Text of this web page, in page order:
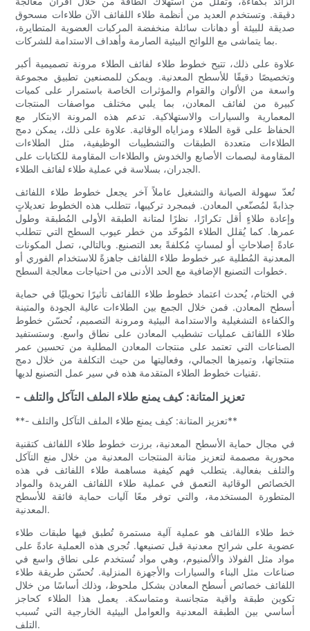
دقيقة. وتستخدم العديد من أنظمة طلاء اللفائف الآن طلاءات مسحوق
صديقة للبيئة أو دهانات سائلة منخفضة المركبات العضوية المتطايرة،
بما يتماشى مع اللوائح البيئية الصارمة وأهداف الاستدامة للشركات.
علاوة على ذلك، تتيح خطوط طلاء لفائف الطلاء مرونة تصميمية أكبر
وتخصيصًا دقيقًا للأسطح المعدنية. ويمكن للمصنعين تطبيق مجموعة
واسعة من الألوان والقوام والمؤثرات الخاصة باستمرار على كميات
كبيرة من لفائف المعادن، بما يلبي مختلف مواصفات المنتجات
المعمارية والسيارات والاستهلاكية. تدعم هذه المرونة الابتكار مع
الحفاظ على قوة الطلاء ومزاياه الوقائية. علاوة على ذلك، يمكن دمج
الطلاءات متعددة الطبقات والتشطيبات الوظيفية، مثل الطلاءات
المقاومة لبصمات الأصابع والخدوش والطلاءات المقاومة للكتابات على
الجدران، بسلاسة في عملية طلاء لفائف الطلاء.
تُعدّ سهولة الصيانة والتشغيل عاملاً آخر يجعل خطوط طلاء اللفائف
جذابةً لمُصنّعي المعادن. فبمجرد تركيبها، تتطلب هذه الخطوط تعديلاتٍ
وإعادة طلاءٍ أقل تكرارًا، نظرًا لمتانة الطبقة الأولى المُطبقة وطول
عمرها. كما يُقلل الطلاء المُوحّد من خطر عيوب السطح التي تتطلب
عادةً إصلاحاتٍ أو لمساتٍ مُكلفةً بعد التصنيع. وبالتالي، تصل المكونات
المعدنية المُطلية عبر خطوط طلاء اللفائف جاهزةً للاستخدام الفوري أو
خطوات التصنيع الإضافية مع الحد الأدنى من احتياجات معالجة السطح.
في الختام، يُحدث اعتماد خطوط طلاء اللفائف تأثيرًا تحويليًا في حماية
أسطح المعادن. فمن خلال الجمع بين الطلاءات عالية الجودة والمتينة
والكفاءة التشغيلية والاستدامة البيئية ومرونة التصميم، تُحسّن خطوط
طلاء اللفائف عمليات تشطيب المعادن على نطاق واسع. وستستفيد
الصناعات التي تعتمد على منتجات المعادن المطلية من تحسين عمر
منتجاتها، وتميزها الجمالي، وفعاليتها من حيث التكلفة من خلال دمج
تقنيات خطوط الطلاء المتقدمة هذه في سير عمل التصنيع لديها.
- تعزيز المتانة: كيف يمنع طلاء الملف التآكل والتلف
**- تعزيز المتانة: كيف يمنع طلاء الملف التآكل والتلف**
في مجال حماية الأسطح المعدنية، برزت خطوط طلاء اللفائف كتقنية
محورية مصممة لتعزيز متانة المنتجات المعدنية من خلال منع التآكل
والتلف بفعالية. يتطلب فهم كيفية مساهمة طلاء اللفائف في هذه
الخصائص الوقائية التعمق في عملية طلاء اللفائف الفريدة والمواد
المتطورة المستخدمة، والتي توفر معًا آليات حماية فائقة للأسطح
المعدنية.
خط طلاء اللفائف هو عملية آلية مستمرة تُطبق فيها طبقات طلاء
عضوية على شرائح معدنية قبل تصنيعها. تُجرى هذه العملية عادةً على
مواد مثل الفولاذ والألمنيوم، وهي مواد تُستخدم على نطاق واسع في
صناعات مثل البناء والسيارات والأجهزة المنزلية. تُحسّن طريقة طلاء
اللفائف خصائص أسطح المعادن بشكل ملحوظ، وذلك أساسًا من خلال
تكوين طبقة واقية متجانسة ومتماسكة. يعمل هذا الطلاء كحاجز
أساسي بين الطبقة المعدنية والعوامل البيئية الخارجية التي تُسبب
التلف.